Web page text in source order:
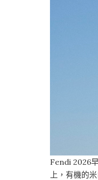
Fendi 2026
上，有機的